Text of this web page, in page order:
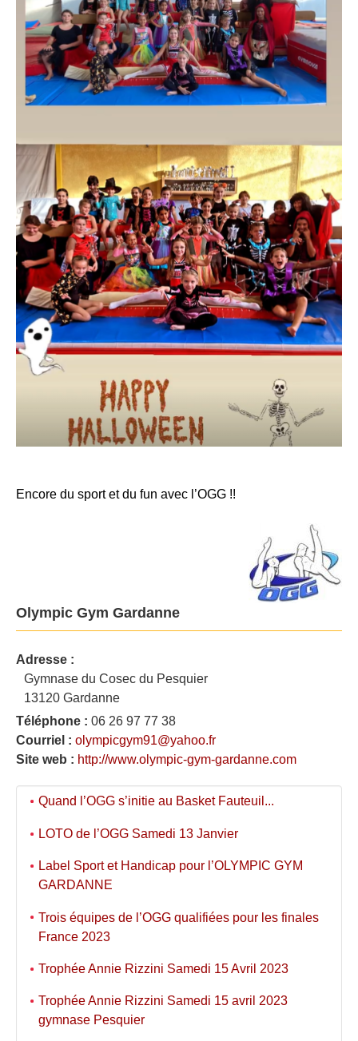
Encore du sport et du fun avec l’OGG !!
Olympic Gym Gardanne
Adresse :
Gymnase du Cosec du Pesquier
13120 Gardanne
Téléphone : 06 26 97 77 38
Courriel : olympicgym91@yahoo.fr
Site web : http://www.olympic-gym-gardanne.com
Quand l’OGG s’initie au Basket Fauteuil...
LOTO de l’OGG Samedi 13 Janvier
Label Sport et Handicap pour l’OLYMPIC GYM
GARDANNE
Trois équipes de l’OGG qualifiées pour les finales
France 2023
Trophée Annie Rizzini Samedi 15 Avril 2023
Trophée Annie Rizzini Samedi 15 avril 2023
gymnase Pesquier